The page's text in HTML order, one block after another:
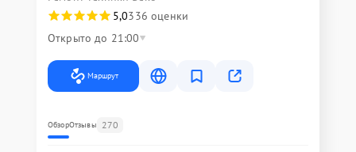
5,0336 оценки
Открыто до 21:00
Маршрут
ОбзорОтзывы 270